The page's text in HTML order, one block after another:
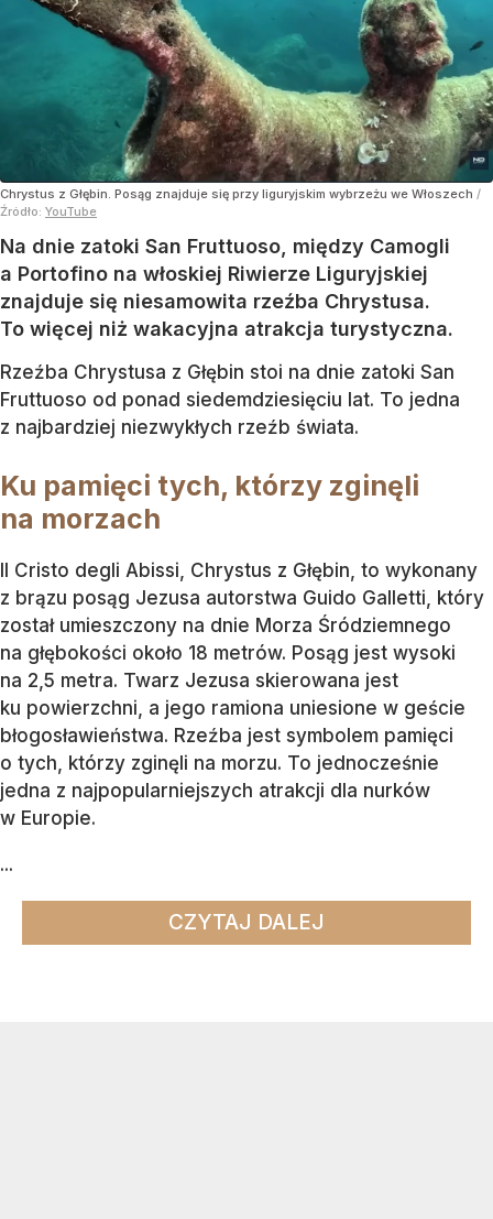
Chrystus z Głębin. Posąg znajduje się przy liguryjskim wybrzeżu we Włoszech /
Źródło: YouTube
Na dnie zatoki San Fruttuoso, między Camogli
a Portofino na włoskiej Riwierze Liguryjskiej
znajduje się niesamowita rzeźba Chrystusa.
To więcej niż wakacyjna atrakcja turystyczna.
Rzeźba Chrystusa z Głębin stoi na dnie zatoki San
Fruttuoso od ponad siedemdziesięciu lat. To jedna
z najbardziej niezwykłych rzeźb świata.
Ku pamięci tych, którzy zginęli
na morzach
Il Cristo degli Abissi, Chrystus z Głębin, to wykonany
z brązu posąg Jezusa autorstwa Guido Galletti, który
został umieszczony na dnie Morza Śródziemnego
na głębokości około 18 metrów. Posąg jest wysoki
na 2,5 metra. Twarz Jezusa skierowana jest
ku powierzchni, a jego ramiona uniesione w geście
błogosławieństwa. Rzeźba jest symbolem pamięci
o tych, którzy zginęli na morzu. To jednocześnie
jedna z najpopularniejszych atrakcji dla nurków
w Europie.
...
CZYTAJ DALEJ